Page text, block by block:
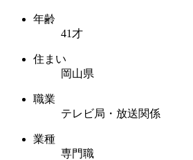
年齢
41才
住まい
岡山県
職業
テレビ局・放送関係
業種
専門職